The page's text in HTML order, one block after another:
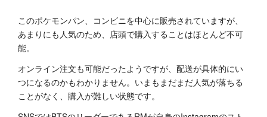
このポケモンパン、コンビニを中心に販売されていますが、
あまりにも人気のため、店頭で購入することはほとんど不可
能。
オンライン注文も可能だったようですが、配送が具体的にい
つになるのかもわかりません。いまもまだまだ人気が落ちる
ことがなく、購入が難しい状態です。